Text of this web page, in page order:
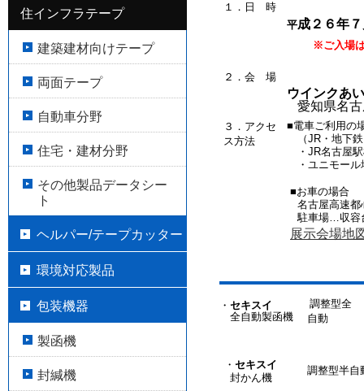
１．日 時
平成２６年
※ご入場
２．会 場
ウインクあ
愛知県名
３．アクセ
ス方法
■電車ご利用の
（JR・地下
・JR名古屋
・ユニモー
■お車の場合
名古屋高速都
駐車場…収容
展示会場地
・ セキスイ
全自動製函機
調整型全
自動
・ セキスイ
封かん機
調整型半自
住インフラテープ
建築建材向けテープ
両面テープ
自動車分野
住宅・建材分野
その他製品データシー
ト
ヘルパー/テープカッター
環境対応製品
包装機器
製函機
封緘機